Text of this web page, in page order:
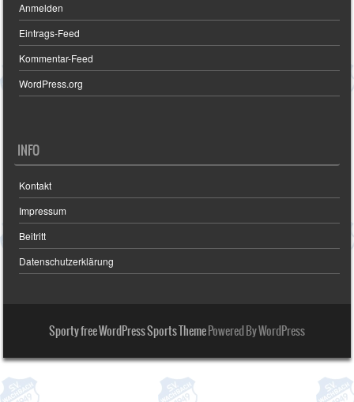
Anmelden
Eintrags-Feed
Kommentar-Feed
WordPress.org
INFO
Kontakt
Impressum
Beitritt
Datenschutzerklärung
Sporty free WordPress Sports ThemePowered By WordPress